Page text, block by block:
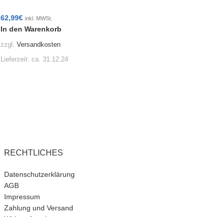
62,99€ inkl. MWSt.
In den Warenkorb
zzgl.Versandkosten
Lieferzeit:ca. 31.12.24
RECHTLICHES
Datenschutzerklärung
AGB
Impressum
Zahlung und Versand